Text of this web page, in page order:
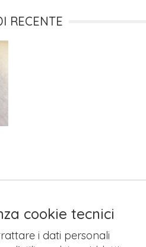
RECENTE
cookie tecnici
i dati personali